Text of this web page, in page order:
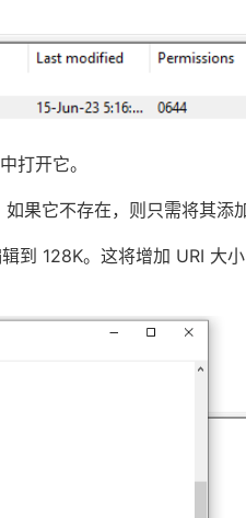
打开它。
如果它不存在，则只需将其添
到 128K。这将增加 URI 大